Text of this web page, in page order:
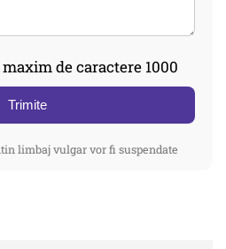
de caractere 1000
Trimite
limbaj vulgar vor fi suspendate